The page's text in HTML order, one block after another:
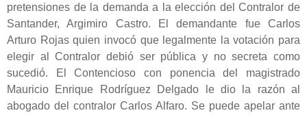
pretensiones de la demanda a la elección del Contralor de
Santander, Argimiro Castro. El demandante fue Carlos
Arturo Rojas quien invocó que legalmente la votación para
elegir al Contralor debió ser pública y no secreta como
sucedió. El Contencioso con ponencia del magistrado
Mauricio Enrique Rodríguez Delgado le dio la razón al
abogado del contralor Carlos Alfaro. Se puede apelar ante